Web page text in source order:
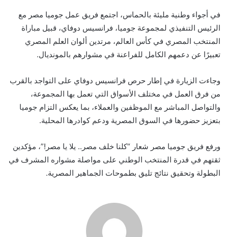
في أجواء وطنية مليئة بالحماس، اجتمع فريق عمل جوميا مصر مع
الرئيس التنفيذي لمجموعة جوميا، فرانسيس دوفاي، قبيل مباراة
المنتخب المصري في كأس العالم، مرتدين ألوان العلم المصري
تعبيرًا عن دعمهم الكامل للفراعنة في مشوارهم بالمونديال.
وجاءت الزيارة في إطار حرص فرانسيس دوفاي على التواجد بالقرب
من فرق العمل في مختلف الأسواق التي تعمل بها المجموعة،
والتواصل المباشر مع الموظفين والعملاء، بما يعكس التزام جوميا
بتعزيز حضورها في السوق المصرية ودعم كوادرها المحلية.
ورفع فريق جوميا مصر شعار “كلنا خلف مصر.. يلا يا مصر!”، مؤكدين
ثقتهم في قدرة المنتخب الوطني على مواصلة مشواره المشرف في
البطولة وتحقيق نتائج تليق بطموحات الجماهير المصرية.